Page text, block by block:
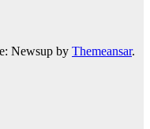
Newsup by Themeansar.